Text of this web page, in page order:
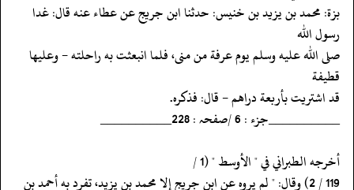
‏‏‏‏بزة: محمد بن يزيد بن خنيس: حدثنا ابن جريج عن عطاء عنه قال: غدا
رسول الله
‏‏‏‏صلى الله عليه وسلم يوم عرفة من منى، فلما انبعثت به راحلته - وعليها
قطيفة
‏‏‏‏قد اشتريت بأربعة دراهم - قال: فذكره.
‏‏‏‏__________جزء : 6 /صفحہ : 228__________
‏‏‏‏أخرجه الطبراني في " الأوسط " (1 /